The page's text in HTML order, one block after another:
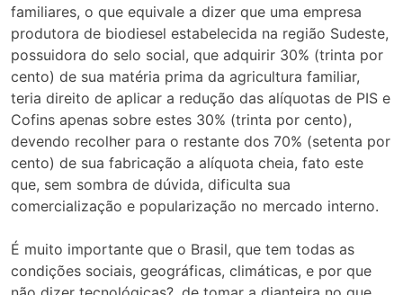
familiares, o que equivale a dizer que uma empresa
produtora de biodiesel estabelecida na região Sudeste,
possuidora do selo social, que adquirir 30% (trinta por
cento) de sua matéria prima da agricultura familiar,
teria direito de aplicar a redução das alíquotas de PIS e
Cofins apenas sobre estes 30% (trinta por cento),
devendo recolher para o restante dos 70% (setenta por
cento) de sua fabricação a alíquota cheia, fato este
que, sem sombra de dúvida, dificulta sua
comercialização e popularização no mercado interno.
É muito importante que o Brasil, que tem todas as
condições sociais, geográficas, climáticas, e por que